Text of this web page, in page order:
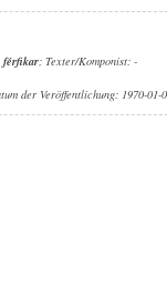
férfikar; Texter/Komponist: -
der Veröffentlichung: 1970-01-